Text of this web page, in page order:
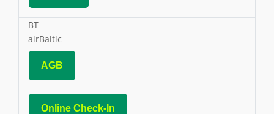
BT
airBaltic
AGB
Online Check-In